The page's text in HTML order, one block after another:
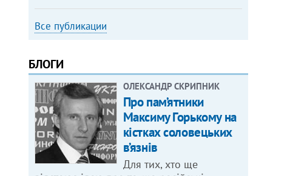
Все публикации
БЛОГИ
ОЛЕКСАНДР СКРИПНИК
Про пам’ятники
Максиму Горькому на
кістках соловецьких
в’язнів
Для тих, хто ще